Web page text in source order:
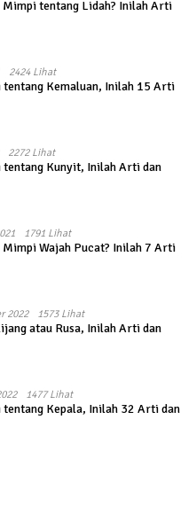
Mimpi tentang Lidah? Inilah Arti
2424 Lihat
tentang Kemaluan, Inilah 15 Arti
2272 Lihat
tentang Kunyit, Inilah Arti dan
1791 Lihat
Mimpi Wajah Pucat? Inilah 7 Arti
2022 1573 Lihat
atau Rusa, Inilah Arti dan
1477 Lihat
Kepala, Inilah 32 Arti dan